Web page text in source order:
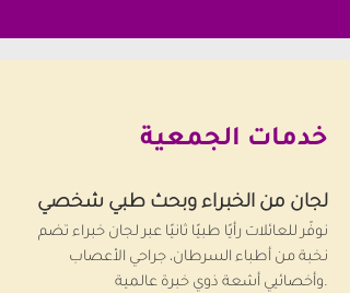
خدمات الجمعية
لجان من الخبراء وبحث طبي شخصي
نوفّر للعائلات رأيًا طبيًا ثانيًا عبر لجان خبراء تضم
نخبة من أطباء السرطان، جراحي الأعصاب
وأخصائيي أشعة ذوي خبرة عالمية.